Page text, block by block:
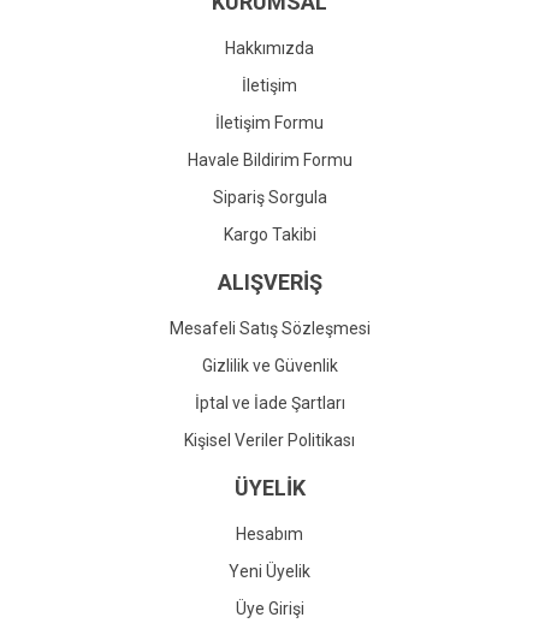
Gönder
Hakkımızda
İletişim
İletişim Formu
Havale Bildirim Formu
Sipariş Sorgula
Kargo Takibi
ALIŞVERİŞ
Mesafeli Satış Sözleşmesi
Gizlilik ve Güvenlik
İptal ve İade Şartları
Kişisel Veriler Politikası
ÜYELİK
Hesabım
Yeni Üyelik
Üye Girişi